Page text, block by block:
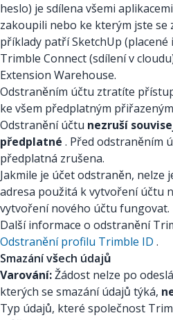
heslo) je sdílena všemi
zakoupili nebo ke kterým jste se
příklady patří SketchUp
Trimble Connect (sdílení v
Extension Warehouse.
Odstraněním účtu ztratíte
ke všem předplatným
Odstranění účtu nezruší
předplatné . Před odstraněním
předplatná zrušena.
Jakmile je účet odstraněn, nelze
adresa použitá k vytvoření účtu
vytvoření nového účtu fungovat.
Další informace o odstranění
Odstranění profilu Trimble ID .
Smazání všech údajů
Varování:Žádost nelze po
kterých se smazání údajů týká,
Typ údajů, které společnost